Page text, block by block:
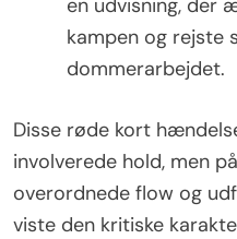
kampen og rejste
dommerarbejdet.
Disse røde kort
involverede hold, men
overordnede flow og
viste den kritiske